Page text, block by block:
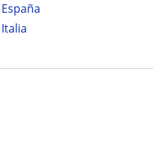
España
Italia